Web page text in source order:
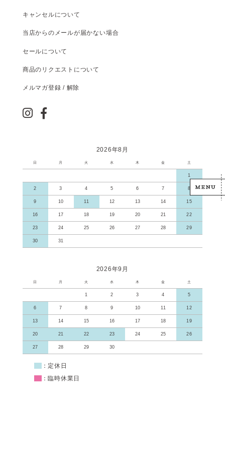
キャンセルについて
当店からのメールが届かない場合
セールについて
商品のリクエストについて
メルマガ登録 / 解除
2026年8月
日 月 火 水 木 金 土
1
2 3 4 5 6 7 8
9 10 11 12 13 14 15
16 17 18 19 20 21 22
23 24 25 26 27 28 29
30 31
2026年9月
日 月 火 水 木 金 土
1 2 3 4 5
6 7 8 9 10 11 12
13 14 15 16 17 18 19
20 21 22 23 24 25 26
27 28 29 30
：定休日
：臨時休業日